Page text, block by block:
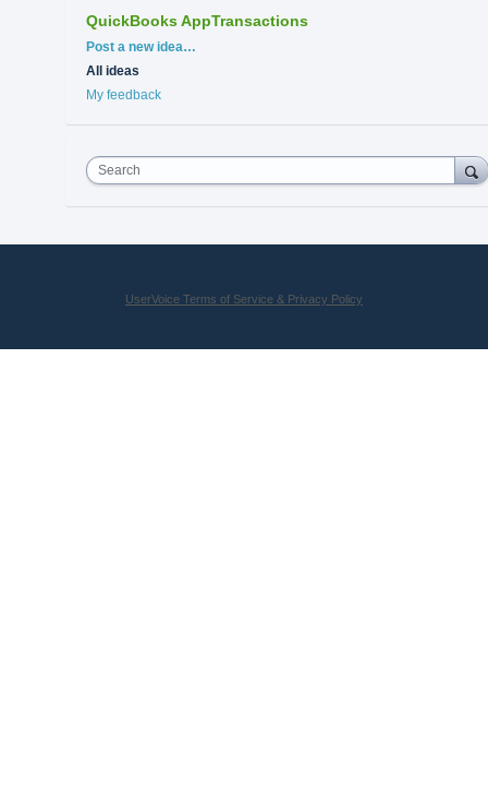
QuickBooks AppTransactions
Categories
Post a new idea…
All ideas
My feedback
Search
UserVoice Terms of Service & Privacy Policy